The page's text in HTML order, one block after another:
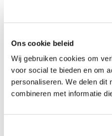
Ons cookie beleid
Wij gebruiken cookies om
voor social te bieden en om
personaliseren. We delen dit
combineren met informatie
17:00
Voorbeeld
praktijk